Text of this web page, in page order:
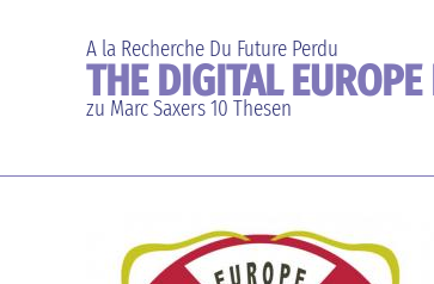
A la Recherche Du Future Perdu
THE DIGITAL EUROPE
zu Marc Saxers 10 Thesen